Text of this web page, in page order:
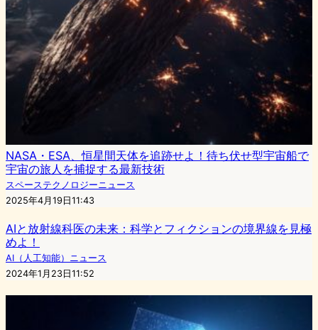
NASA・ESA、恒星間天体を追跡せよ！待ち伏せ型宇宙船で
宇宙の旅人を捕捉する最新技術
スペーステクノロジーニュース
2025年4月19日11:43
AIと放射線科医の未来：科学とフィクションの境界線を見極
めよ！
AI（人工知能）ニュース
2024年1月23日11:52